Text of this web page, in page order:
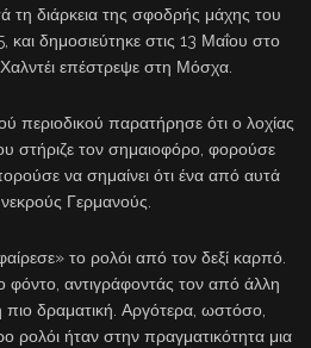
διάρκεια της σφοδρής μάχης του
και δημοσιεύτηκε στις 13 Μαΐου στο
επέστρεψε στη Μόσχα.
περιοδικού παρατήρησε ότι ο λοχίας
στήριζε τον σημαιοφόρο, φορούσε
να σημαίνει ότι ένα από αυτά
Γερμανούς.
το ρολόι από τον δεξί καρπό.
αντιγράφοντάς τον από άλλη
πιο δραματική. Αργότερα, ωστόσο,
ρολόι ήταν στην πραγματικότητα μια